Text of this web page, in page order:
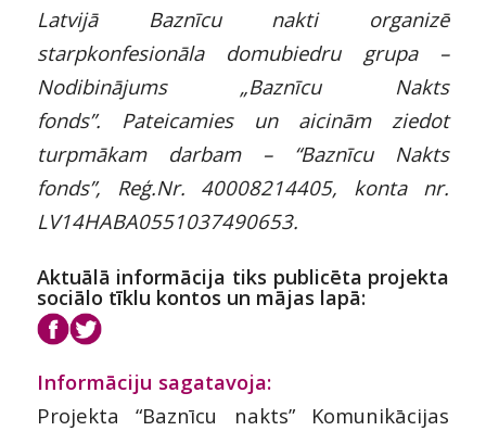
Latvijā Baznīcu nakti organizē
starpkonfesionāla domubiedru grupa –
Nodibinājums „Baznīcu Nakts
fonds”. Pateicamies un aicinām ziedot
turpmākam darbam – “Baznīcu Nakts
fonds”, Reģ.Nr. 40008214405, konta nr.
LV14HABA0551037490653.
Aktuālā informācija tiks publicēta projekta
sociālo tīklu kontos un mājas lapā:
Informāciju sagatavoja:
Projekta “Baznīcu nakts” Komunikācijas